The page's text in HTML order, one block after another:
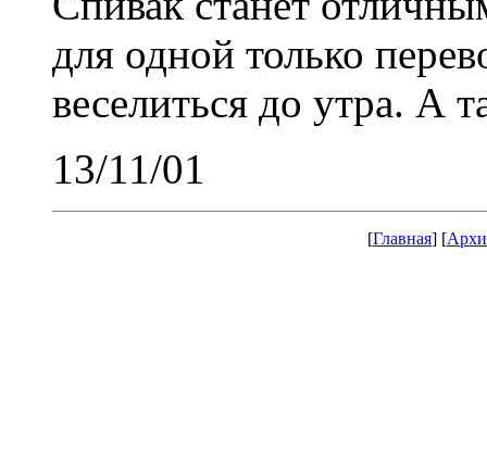
для одной только
веселиться до утра. А
13/11/01
[Главная] [